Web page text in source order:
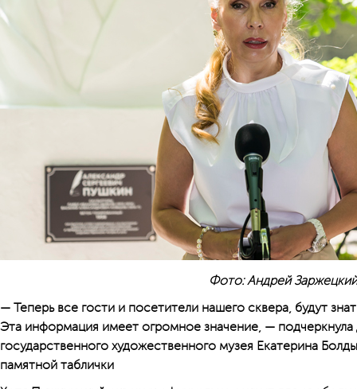
Фото: Андрей Заржецкий
— Теперь все гости и посетители нашего сквера, будут
Эта информация имеет огромное значение, —
государственного художественного музея Екатерина
памятной таблички